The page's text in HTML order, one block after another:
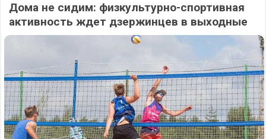
Дома не сидим: физкультурно-спортивная
активность ждет дзержинцев в выходные